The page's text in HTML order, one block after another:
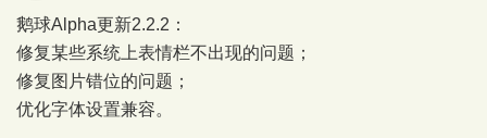
鹅球Alpha更新2.2.2：
修复某些系统上表情栏不出现的问题；
修复图片错位的问题；
优化字体设置兼容。